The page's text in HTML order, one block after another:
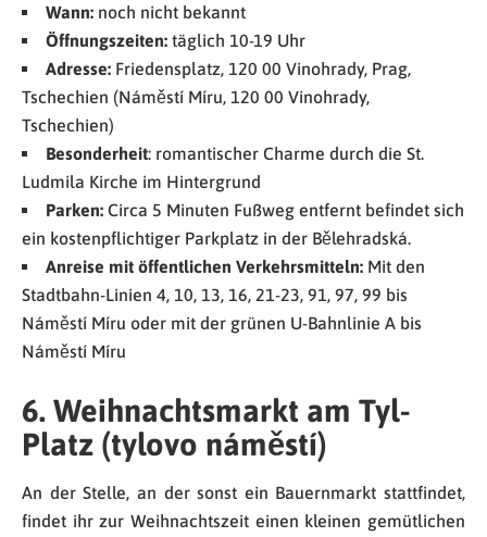
Wann: noch nicht bekannt
Öffnungszeiten: täglich 10-19 Uhr
Adresse: Friedensplatz, 120 00 Vinohrady, Prag,
Tschechien (Náměstí Míru, 120 00 Vinohrady,
Tschechien)
Besonderheit: romantischer Charme durch die St.
Ludmila Kirche im Hintergrund
Parken: Circa 5 Minuten Fußweg entfernt befindet sich
ein kostenpflichtiger Parkplatz in der Bělehradská.
Anreise mit öffentlichen Verkehrsmitteln: Mit den
Stadtbahn-Linien 4, 10, 13, 16, 21-23, 91, 97, 99 bis
Náměstí Míru oder mit der grünen U-Bahnlinie A bis
Náměstí Míru
6. Weihnachtsmarkt am Tyl-
Platz (tylovo náměstí)
An der Stelle, an der sonst ein Bauernmarkt stattfindet,
findet ihr zur Weihnachtszeit einen kleinen gemütlichen